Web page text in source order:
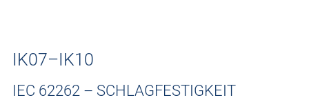
IK07–IK10
IEC 62262 – SCHLAGFESTIGKEIT